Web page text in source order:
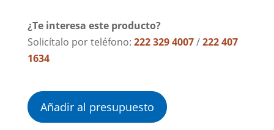
¿Te interesa este producto?
Solicítalo por teléfono: 222 329 4007/222 407
1634
Añadir al presupuesto